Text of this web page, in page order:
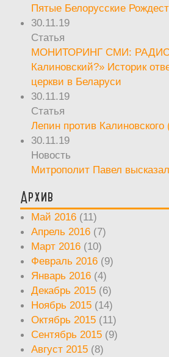
Пятые Белорусские
30.11.19
Статья
МОНИТОРИНГ СМИ: РАДИО
Калиновский?» Историк
церкви в Беларуси
30.11.19
Статья
Лепин против
30.11.19
Новость
Митрополит Павел
Архив
Май 2016 (11)
Апрель 2016 (7)
Март 2016 (10)
Февраль 2016 (9)
Январь 2016 (4)
Декабрь 2015 (6)
Ноябрь 2015 (14)
Октябрь 2015 (11)
Сентябрь 2015 (9)
Август 2015 (8)